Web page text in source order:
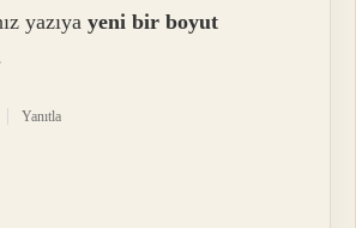
yazıyayeni bir boyut
Yanıtla